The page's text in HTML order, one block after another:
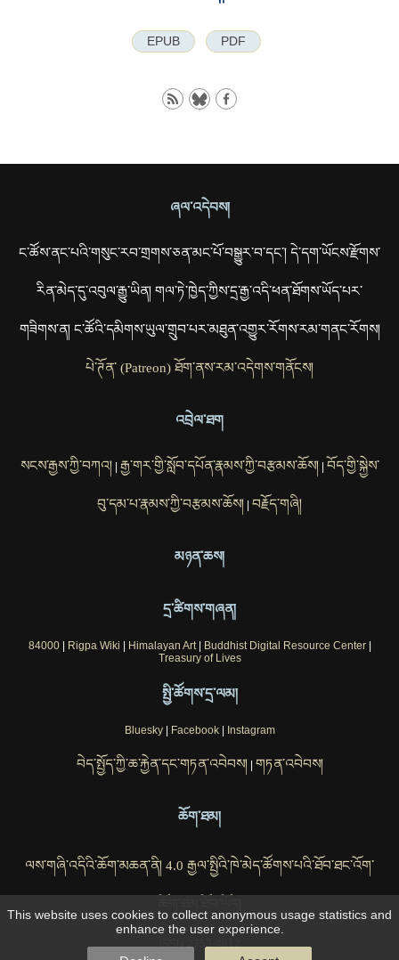
EPUB PDF
ཞལ་འདེབས།
ང་ཚོས་ནང་པའི་གསུང་རབ་གྲགས་ཅན་མང་པོ་བསྒྱུར་བ་དང་། དེ་དག་ཡོངས་རྫོགས་
རིན་མེད་དུ་འབུལ་རྒྱུ་ཡིན། གལ་ཏེ་ཁྱེད་ཀྱིས་དྲ་རྒྱ་འདི་ཕན་ཐོགས་ཡོད་པར་
གཟིགས་ན། ང་ཚོའི་དམིགས་ཡུལ་གྲུབ་པར་མཐུན་འགྱུར་རོགས་རམ་གནང་རོགས།
པེ་ཊོན་ (Patreon) ཐོག་ནས་རམ་འདེགས་གནོངས།
འབྲེལ་ཐག
སངས་རྒྱས་ཀྱི་བཀའ།| རྒྱ་གར་གྱི་སློབ་དཔོན་རྣམས་ཀྱི་བརྩམས་ཆོས།| བོད་གྱི་སྐྱེས་
བུ་དམ་པ་རྣམས་ཀྱི་བརྩམས་ཆོས། | བརྗོད་གཞི།
མཉན་ཆས།
དྲ་ཚིགས་གཞན།
84000| Rigpa Wiki | Himalayan Art| Buddhist Digital Resource Center|
Treasury of Lives
སྤྱི་ཚོགས་དྲ་ལམ།
Bluesky| Facebook| Instagram
བེད་སྤྱོད་ཀྱི་ཆ་རྐྱེན་དང་གཏན་འབེབས།| གཏན་འབེབས།
ཆོག་ཐམ།
ལས་གཞི་འདིའི་ཆོག་མཆན་ནི། 4.0 རྒྱལ་སྤྱིའི་ཁེ་མེད་ཚོགས་པའི་ཐོབ་ཐང་འོག་
This website uses cookies to collect anonymous usage statistics and
enhance the user experience.